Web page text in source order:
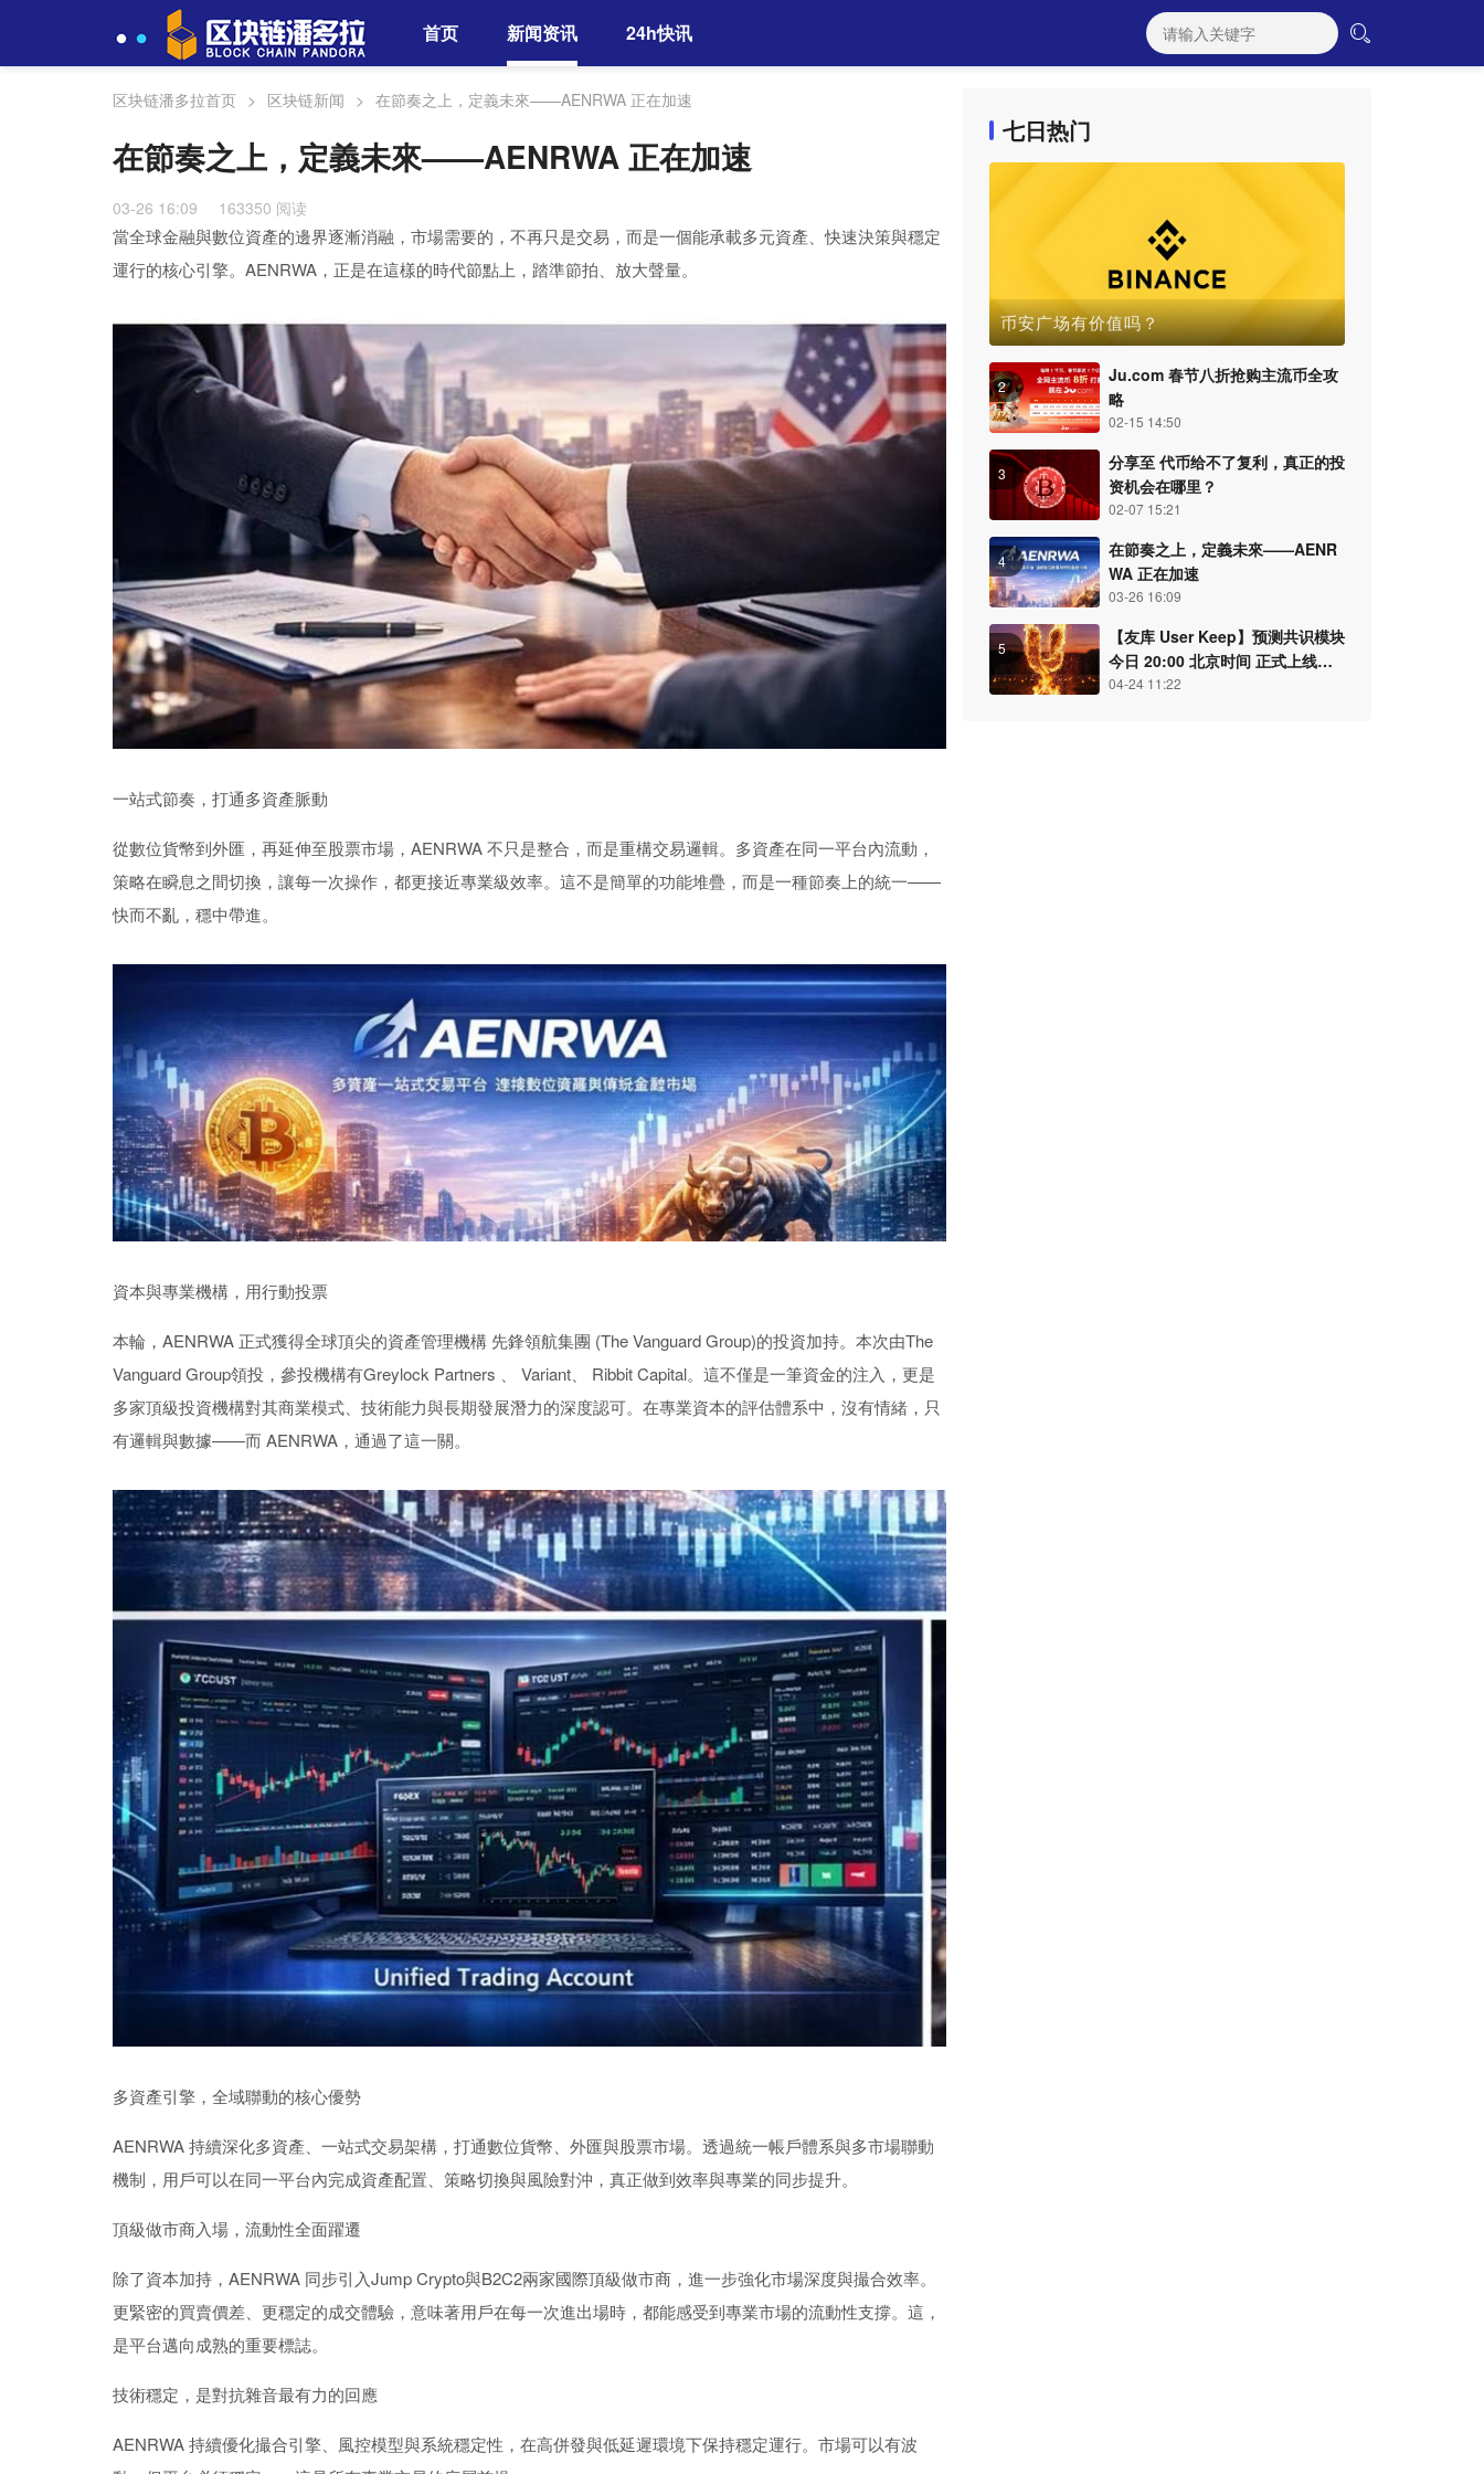
首页 新闻资讯 24h快讯
区块链潘多拉首页 > 区块链新闻 > 在節奏之上，定義未來——AENRWA 正在加速
在節奏之上，定義未來——AENRWA 正在加速
03-26 16:09 163350 阅读
當全球金融與數位資產的邊界逐漸消融，市場需要的，不再只是交易，而是一個能承載多元資產、快速決策與穩定
運行的核心引擎。AENRWA，正是在這樣的時代節點上，踏準節拍、放大聲量。
一站式節奏，打通多資產脈動
從數位貨幣到外匯，再延伸至股票市場，AENRWA 不只是整合，而是重構交易邏輯。多資產在同一平台內流動，
策略在瞬息之間切換，讓每一次操作，都更接近專業級效率。這不是簡單的功能堆疊，而是一種節奏上的統一——
快而不亂，穩中帶進。
資本與專業機構，用行動投票
本輪，AENRWA 正式獲得全球頂尖的資產管理機構 先鋒領航集團 (The Vanguard Group)的投資加持。本次由The
Vanguard Group領投，參投機構有Greylock Partners 、 Variant、 Ribbit Capital。這不僅是一筆資金的注入，更是
多家頂級投資機構對其商業模式、技術能力與長期發展潛力的深度認可。在專業資本的評估體系中，沒有情緒，只
有邏輯與數據——而 AENRWA，通過了這一關。
多資產引擎，全域聯動的核心優勢
AENRWA 持續深化多資產、一站式交易架構，打通數位貨幣、外匯與股票市場。透過統一帳戶體系與多市場聯動
機制，用戶可以在同一平台內完成資產配置、策略切換與風險對沖，真正做到效率與專業的同步提升。
頂級做市商入場，流動性全面躍遷
除了資本加持，AENRWA 同步引入Jump Crypto與B2C2兩家國際頂級做市商，進一步強化市場深度與撮合效率。
更緊密的買賣價差、更穩定的成交體驗，意味著用戶在每一次進出場時，都能感受到專業市場的流動性支撐。這，
是平台邁向成熟的重要標誌。
技術穩定，是對抗雜音最有力的回應
AENRWA 持續優化撮合引擎、風控模型與系統穩定性，在高併發與低延遲環境下保持穩定運行。市場可以有波
七日热门
币安广场有价值吗？
2
Ju.com 春节八折抢购主流币全攻
略
02-15 14:50
3
分享至 代币给不了复利，真正的投
资机会在哪里？
02-07 15:21
4
在節奏之上，定義未來——AENR
WA 正在加速
03-26 16:09
5
【友库 User Keep】预测共识模块
今日 20:00 北京时间 正式上线，
开启 PayFi 认知结算新纪元
04-24 11:22